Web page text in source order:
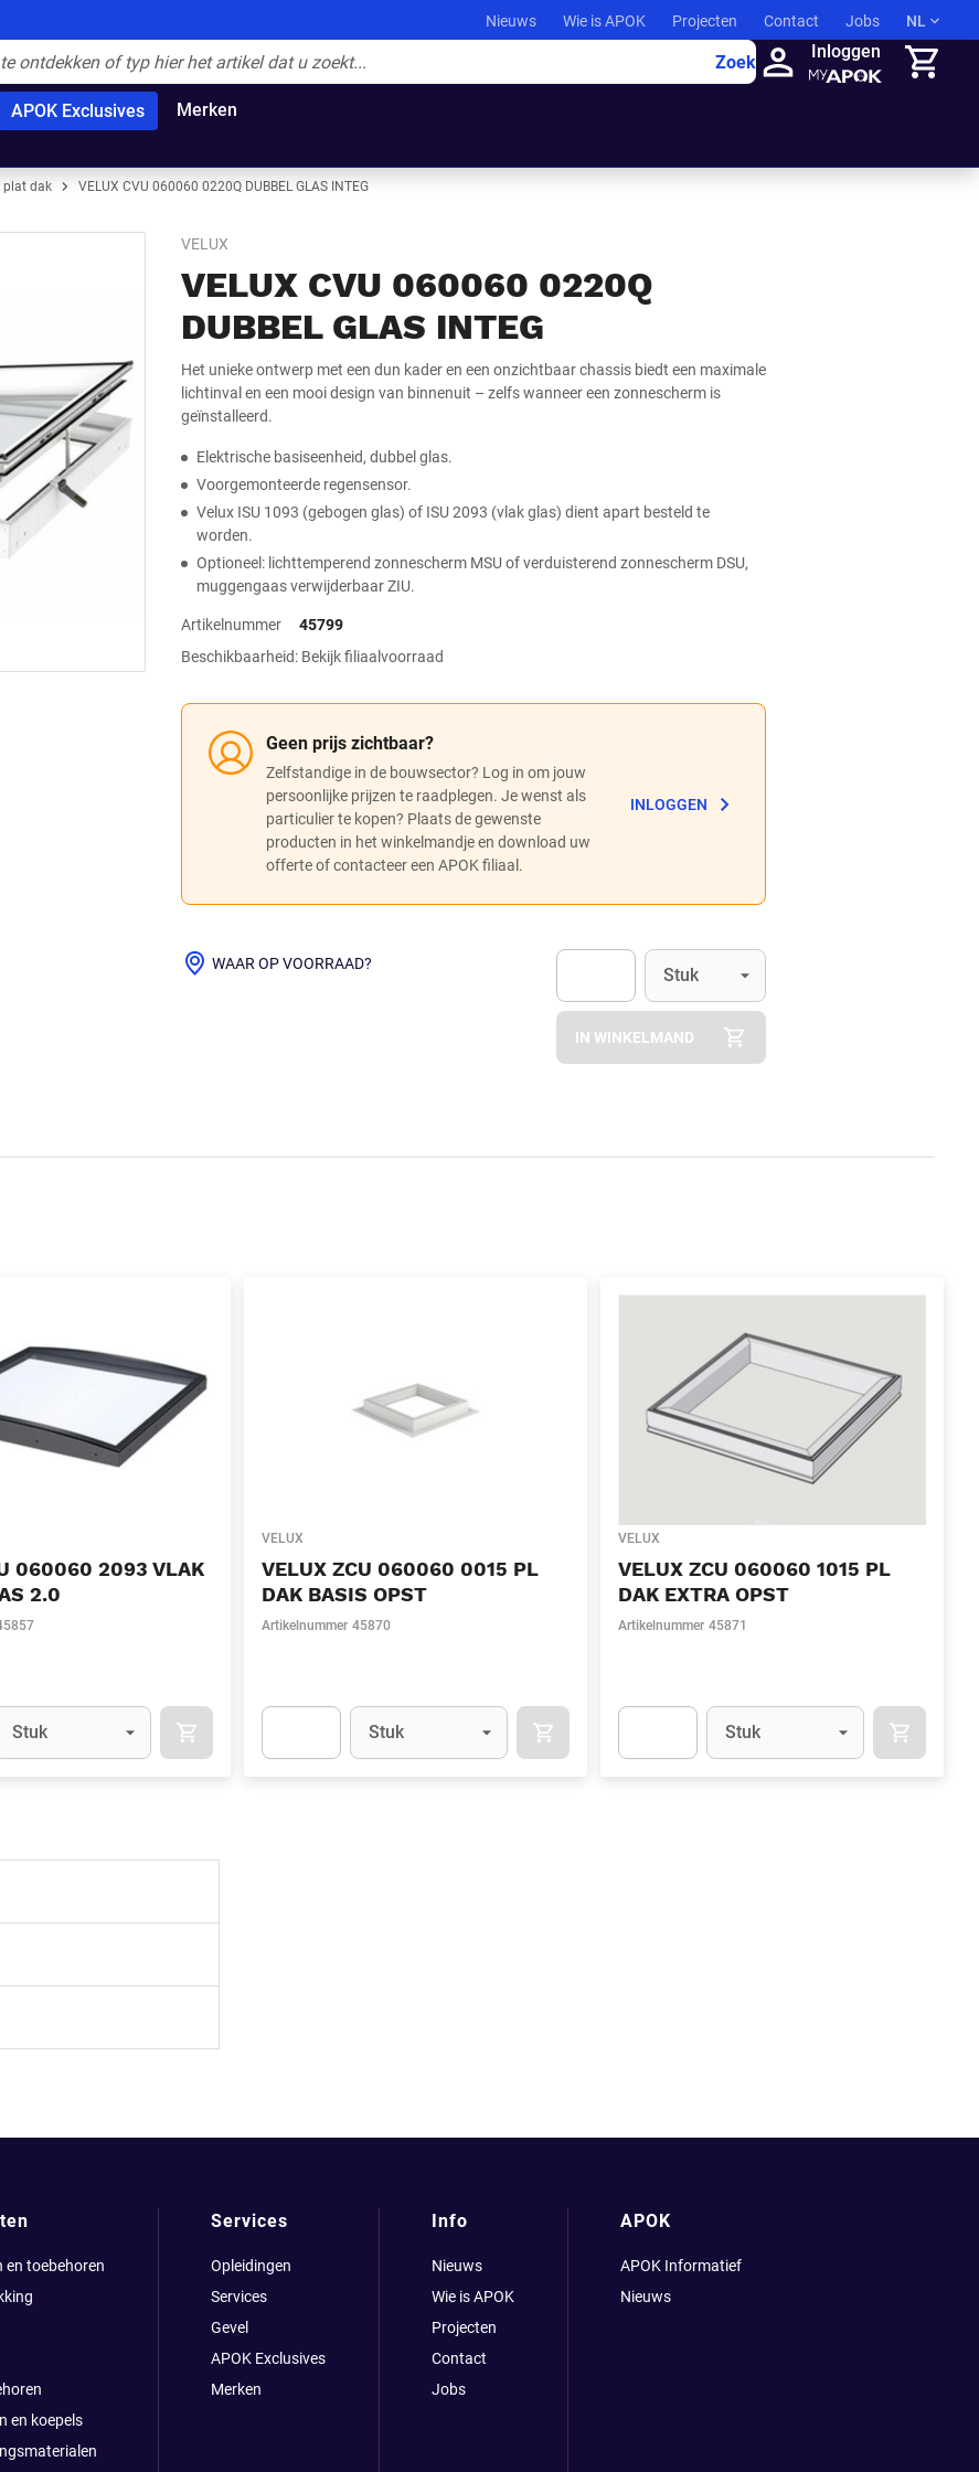
Nieuws Wie is APOK Projecten Contact Jobs NL
Zoek
Inloggen
APOK Exclusives Merken
plat dak VELUX CVU 060060 0220Q DUBBEL GLAS INTEG
VELUX
VELUX CVU 060060 0220Q
DUBBEL GLAS INTEG
Het unieke ontwerp met een dun kader en een onzichtbaar chassis biedt een maximale
lichtinval en een mooi design van binnenuit – zelfs wanneer een zonnescherm is
geïnstalleerd.
Elektrische basiseenheid, dubbel glas.
Voorgemonteerde regensensor.
Velux ISU 1093 (gebogen glas) of ISU 2093 (vlak glas) dient apart besteld te
worden.
Optioneel: lichttemperend zonnescherm MSU of verduisterend zonnescherm DSU,
muggengaas verwijderbaar ZIU.
Artikelnummer
45799
Beschikbaarheid: Bekijk filiaalvoorraad
Geen prijs zichtbaar?
Zelfstandige in de bouwsector? Log in om jouw
persoonlijke prijzen te raadplegen. Je wenst als
particulier te kopen? Plaats de gewenste
producten in het winkelmandje en download uw
offerte of contacteer een APOK filiaal.
INLOGGEN
WAAR OP VOORRAAD?
Apok.Product.Detail.AddToCart.Quantity
Eenheid (Optioneel)
Stuk
IN WINKELMAND
060060 2093 VLAK
2.0
Stuk IN WINKELMAND
VELUX
VELUX ZCU 060060 0015 PL
DAK BASIS OPST
Artikelnummer 45870
Eenheid
Stuk IN WINKELMAND
VELUX
VELUX ZCU 060060 1015 PL
DAK EXTRA OPST
Artikelnummer 45871
Eenheid
Stuk IN
en toebehoren
en koepels
Services
Opleidingen
Services
Gevel
APOK Exclusives
Merken
Info
Nieuws
Wie is APOK
Projecten
Contact
Jobs
APOK
APOK Informatief
Nieuws